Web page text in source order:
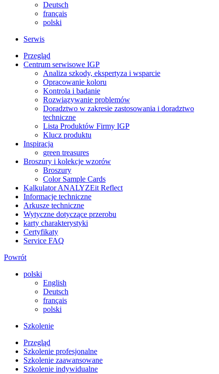
Deutsch
français
polski
Serwis
Przegląd
Centrum serwisowe IGP
Analiza szkody, ekspertyza i wsparcie
Opracowanie koloru
Kontrola i badanie
Rozwiązywanie problemów
Doradztwo w zakresie zastosowania i doradztwo
techniczne
Lista Produktów Firmy IGP
Klucz produktu
Inspiracja
green treasures
Broszury i kolekcje wzorów
Broszury
Color Sample Cards
Kalkulator ANALYZEit Reflect
Informacje techniczne
Arkusze techniczne
Wytyczne dotyczące przerobu
karty charakterystyki
Certyfikaty
Service FAQ
Powrót
polski
English
Deutsch
français
polski
Szkolenie
Przegląd
Szkolenie profesjonalne
Szkolenie zaawansowane
Szkolenie indywidualne